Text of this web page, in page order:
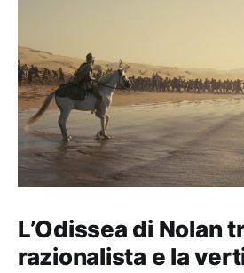
L’Odissea di Nolan
razionalista e la